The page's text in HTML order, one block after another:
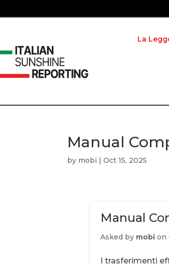
La
Manual
by mobi |Oct 15, 2025
Manual
Asked by mobi on
I trasferimenti